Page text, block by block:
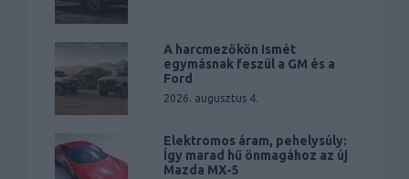
A harcmezőkön Ismét
egymásnak feszül a GM és a
Ford
2026. augusztus 4.
Elektromos áram, pehelysúly:
Így marad hű önmagához az új
Mazda MX-5